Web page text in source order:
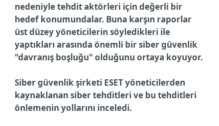
nedeniyle tehdit aktörleri için değerli bir
hedef konumundalar. Buna karşın raporlar
üst düzey yöneticilerin söyledikleri ile
yaptıkları arasında önemli bir siber güvenlik
"davranış boşluğu" olduğunu ortaya koyuyor.
Siber güvenlik şirketi ESET yöneticilerden
kaynaklanan siber tehditleri ve bu tehditleri
önlemenin yollarını inceledi.